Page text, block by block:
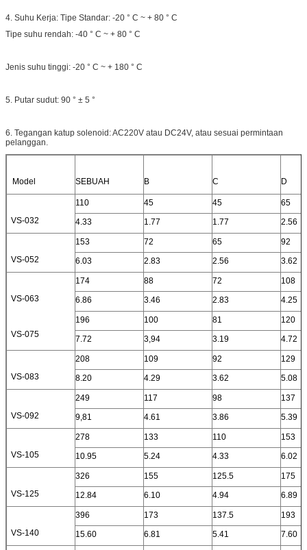
4. Suhu Kerja: Tipe Standar: -20 ° C ~ + 80 ° C
Tipe suhu rendah: -40 ° C ~ + 80 ° C
Jenis suhu tinggi: -20 ° C ~ + 180 ° C
5. Putar sudut: 90 ° ± 5 °
6. Tegangan katup solenoid: AC220V atau DC24V, atau sesuai permintaan
pelanggan.
Model SEBUAH B C D
VS-032
110 45 45
65
4.33
1.77 1.77 2.56
VS-052
153 72 65
92
6.03
2.83 2.56 3.62
VS-063
VS-075
174 88 72
108
6.86
3.46 2.83 4.25
196 100 81
120
7.72
3,94 3.19 4.72
VS-083
208 109 92
129
8.20
4.29 3.62 5.08
VS-092
249 117 98
137
9,81
4.61 3.86 5.39
VS-105
278 133 110
153
10.95
5.24 4.33 6.02
VS-125
326 155 125.5
175
12.84
6.10 4.94 6.89
VS-140
396 173 137.5
193
15.60
6.81 5.41 7.60